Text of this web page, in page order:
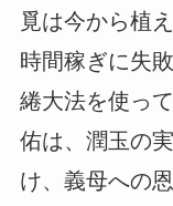
覓は今から植
時間稼ぎに失
綣大法を使っ
佑は、潤玉の
け、義母への